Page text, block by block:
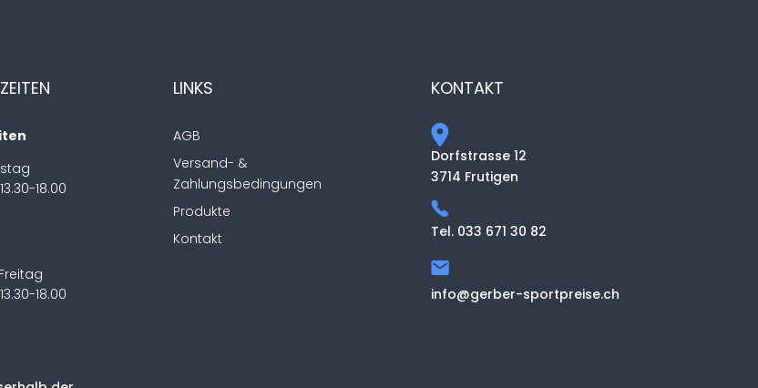
18.00
18.00
LINKS
AGB
Versand- &
Zahlungsbedingungen
Produkte
Kontakt
KONTAKT
Dorfstrasse 12
3714 Frutigen
Tel. 033 671 30 82
info@gerber-sportpreise.ch